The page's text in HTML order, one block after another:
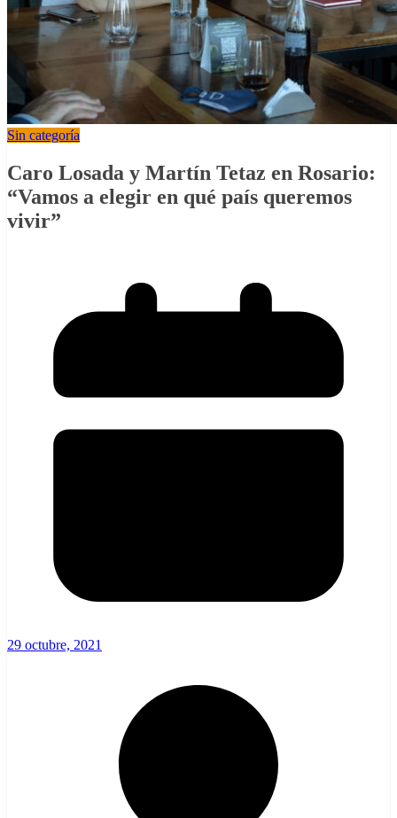
Sin categoría
Caro Losada y Martín Tetaz en Rosario:
“Vamos a elegir en qué país queremos
vivir”
29 octubre, 2021